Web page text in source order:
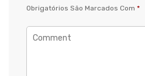
Obrigatórios São Marcados Com *